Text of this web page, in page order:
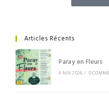
Articles Récents
Paray en Fleurs
4 MAI 2026 / 0